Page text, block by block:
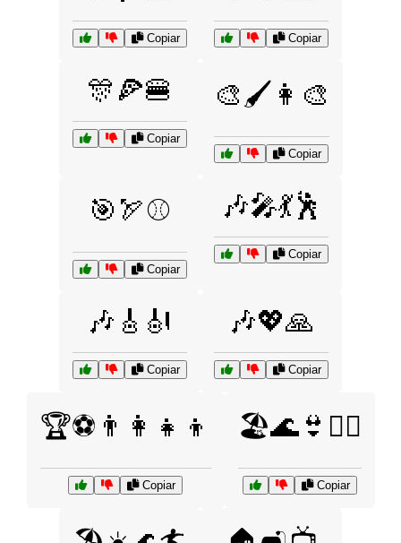
Copiar Copiar
🎊🍕🍔
Copiar
🎨🖌️👩‍🎨
Copiar
🎯🏹⚾
Copiar
🎶🎤💃🕺
Copiar
🎶🎸🎻
Copiar
🎶💖🙏
Copiar
🏆⚽👨‍👩‍👧‍👦
Copiar
🏖️🌊👙🏄‍♂️
Copiar